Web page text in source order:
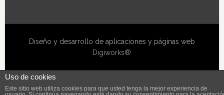
Diseño y desarrollo de aplicaciones y páginas web
Digiworks®
Uso de cookies
Este sitio web utiliza cookies para que usted tenga la mejor experiencia de